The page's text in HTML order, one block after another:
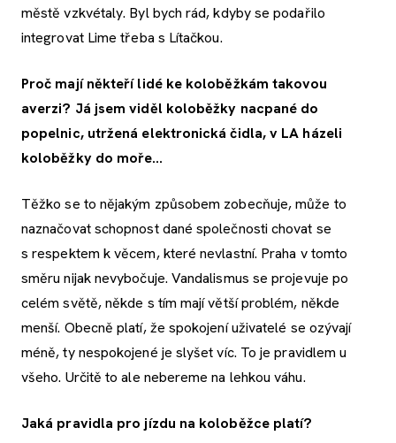
městě vzkvétaly. Byl bych rád, kdyby se podařilo
integrovat Lime třeba s Lítačkou.
Proč mají někteří lidé ke koloběžkám takovou
averzi? Já jsem viděl koloběžky nacpané do
popelnic, utržená elektronická čidla, v LA házeli
koloběžky do moře…
Těžko se to nějakým způsobem zobecňuje, může to
naznačovat schopnost dané společnosti chovat se
s respektem k věcem, které nevlastní. Praha v tomto
směru nijak nevybočuje. Vandalismus se projevuje po
celém světě, někde s tím mají větší problém, někde
menší. Obecně platí, že spokojení uživatelé se ozývají
méně, ty nespokojené je slyšet víc. To je pravidlem u
všeho. Určitě to ale nebereme na lehkou váhu.
Jaká pravidla pro jízdu na koloběžce platí?